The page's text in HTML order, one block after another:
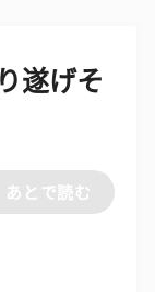
遂げそ
あとで読む